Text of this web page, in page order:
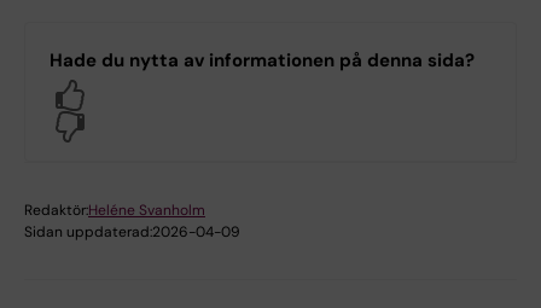
Hade du nytta av informationen på denna sida?
Redaktör:Heléne Svanholm
Sidan uppdaterad:2026-04-09